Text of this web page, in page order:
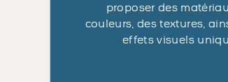
proposer des
couleurs, des textures,
effets visuels